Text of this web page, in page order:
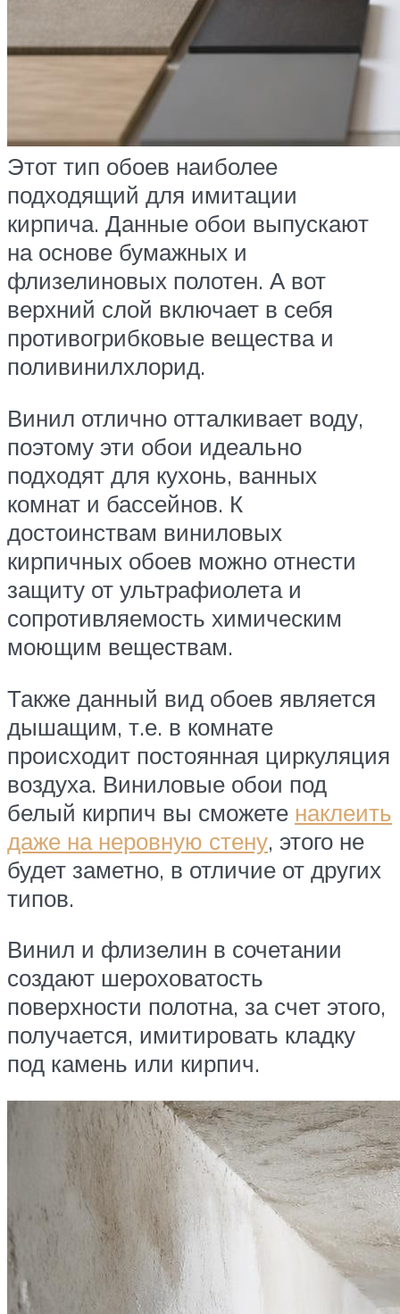
Этот тип обоев наиболее
подходящий для имитации
кирпича. Данные обои выпускают
на основе бумажных и
флизелиновых полотен. А вот
верхний слой включает в себя
противогрибковые вещества и
поливинилхлорид.
Винил отлично отталкивает воду,
поэтому эти обои идеально
подходят для кухонь, ванных
комнат и бассейнов. К
достоинствам виниловых
кирпичных обоев можно отнести
защиту от ультрафиолета и
сопротивляемость химическим
моющим веществам.
Также данный вид обоев является
дышащим, т.е. в комнате
происходит постоянная циркуляция
воздуха. Виниловые обои под
белый кирпич вы сможете наклеить
даже на неровную стену, этого не
будет заметно, в отличие от других
типов.
Винил и флизелин в сочетании
создают шероховатость
поверхности полотна, за счет этого,
получается, имитировать кладку
под камень или кирпич.